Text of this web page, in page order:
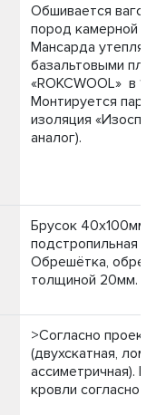
Обшивается
пород камерной
Мансарда
базальтовыми
«ROKCWOOL» в
Монтируется паро-
изоляция «Изоспан
аналог).
Брусок 40х100мм.,
подстропильная
Обрешётка,
толщиной 20мм.
>Согласно проекту
(двухскатная,
ассиметричная).
кровли согласно